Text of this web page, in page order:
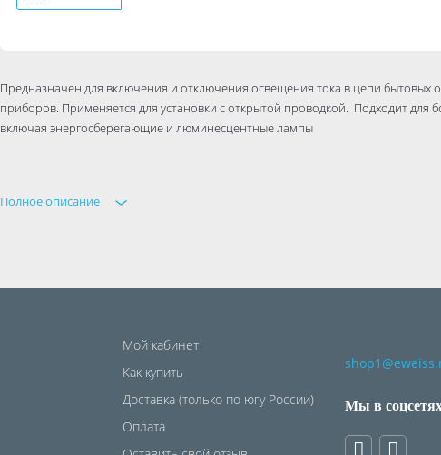
Предназначен для включения и отключения освещения тока в цепи бытовых
приборов. Применяется для установки с открытой проводкой. Подходит для
включая энергосберегающие и люминесцентные лампы
Полное описание
Мой кабинет
Как купить
Доставка (только по югу России)
Оплата
Мы в